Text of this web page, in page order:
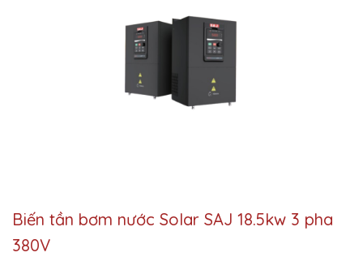
Biến tần bơm nước Solar SAJ 18.5kw 3 pha
380V